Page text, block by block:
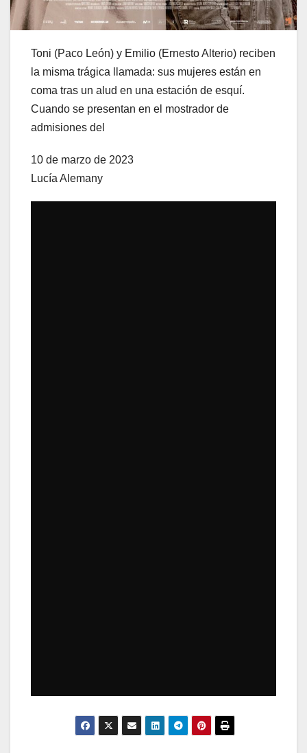
Toni (Paco León) y Emilio (Ernesto Alterio) reciben
la misma trágica llamada: sus mujeres están en
coma tras un alud en una estación de esquí.
Cuando se presentan en el mostrador de
admisiones del
10 de marzo de 2023
Lucía Alemany